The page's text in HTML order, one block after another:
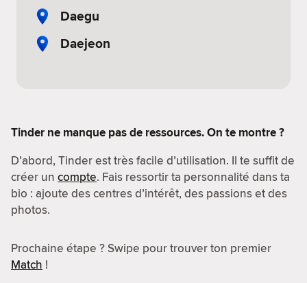
Daegu
Daejeon
Tinder ne manque pas de ressources. On te montre ?
D’abord, Tinder est très facile d’utilisation. Il te suffit de
créer un compte. Fais ressortir ta personnalité dans ta
bio : ajoute des centres d’intérêt, des passions et des
photos.
Prochaine étape ? Swipe pour trouver ton premier
Match !